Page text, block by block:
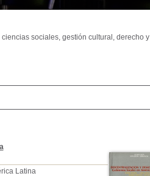
Latina
sociales, gestión cultural, derecho y